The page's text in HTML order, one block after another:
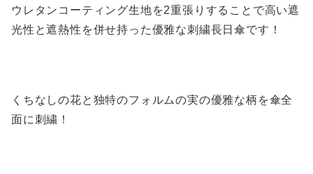
ウレタンコーティング生地を2重張りすることで高い遮
光性と遮熱性を併せ持った優雅な刺繍長日傘です！
くちなしの花と独特のフォルムの実の優雅な柄を傘全
面に刺繍！